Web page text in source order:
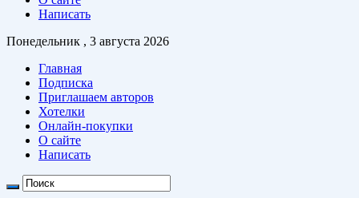
Написать
Понедельник , 3 августа 2026
Главная
Подписка
Приглашаем авторов
Хотелки
Онлайн-покупки
О сайте
Написать